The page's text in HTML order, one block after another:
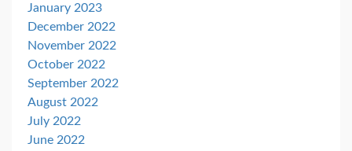
January 2023
December 2022
November 2022
October 2022
September 2022
August 2022
July 2022
June 2022